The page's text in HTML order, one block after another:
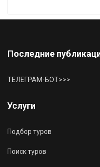
Последние
ТЕЛЕГРАМ-БОТ>>>
Услуги
Подбор туров
Поиск туров